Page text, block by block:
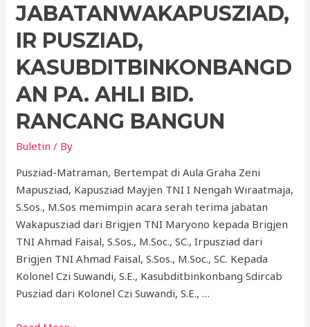
JABATANWAKAPUSZIAD,
IR PUSZIAD,
KASUBDITBINKONBANGD
AN PA. AHLI BID.
RANCANG BANGUN
Buletin / By
Pusziad-Matraman, Bertempat di Aula Graha Zeni
Mapusziad, Kapusziad Mayjen TNI I Nengah Wiraatmaja,
S.Sos., M.Sos memimpin acara serah terima jabatan
Wakapusziad dari Brigjen TNI Maryono kepada Brigjen
TNI Ahmad Faisal, S.Sos., M.Soc., SC., Irpusziad dari
Brigjen TNI Ahmad Faisal, S.Sos., M.Soc., SC. Kepada
Kolonel Czi Suwandi, S.E., Kasubditbinkonbang Sdircab
Pusziad dari Kolonel Czi Suwandi, S.E., …